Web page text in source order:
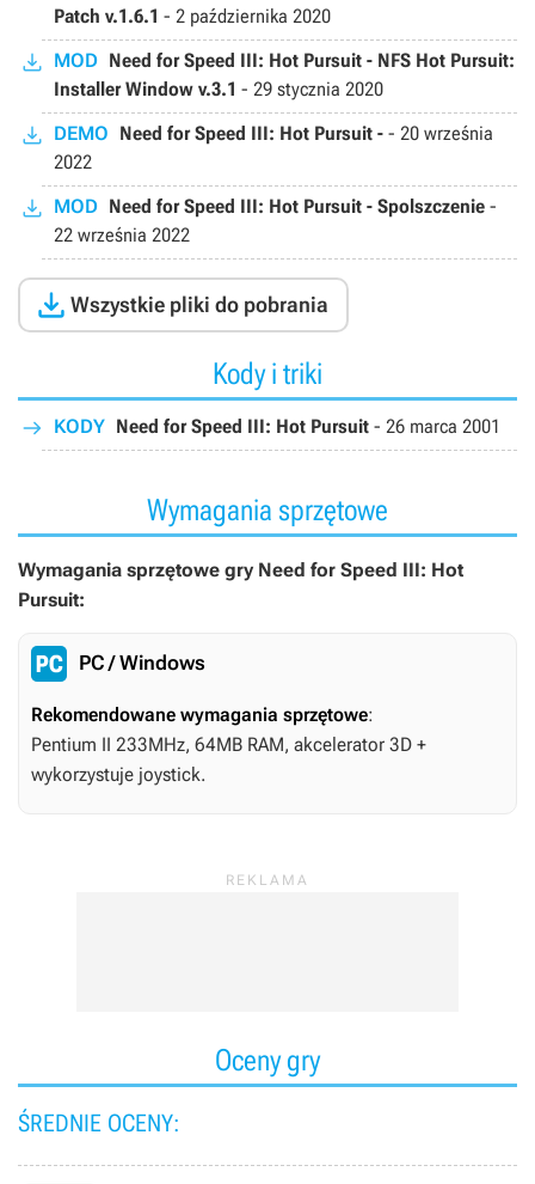
Patch v.1.6.1 - 2 października 2020
MOD Need for Speed III: Hot Pursuit - NFS Hot Pursuit:
Installer Window v.3.1 - 29 stycznia 2020
DEMO Need for Speed III: Hot Pursuit - - 20 września
2022
MOD Need for Speed III: Hot Pursuit - Spolszczenie -
22 września 2022
 Wszystkie pliki do pobrania
Kody i triki
KODY Need for Speed III: Hot Pursuit - 26 marca 2001
Wymagania sprzętowe
Wymagania sprzętowe gry Need for Speed III: Hot
Pursuit:
PC / Windows
Rekomendowane wymagania sprzętowe:
Pentium II 233MHz, 64MB RAM, akcelerator 3D +
wykorzystuje joystick.
Oceny gry
ŚREDNIE OCENY: